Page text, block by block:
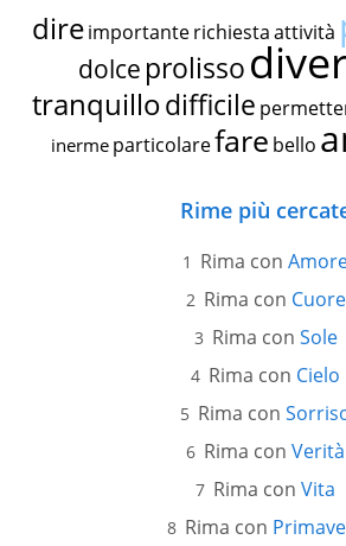
dire importante richiestaattività
dolce prolisso
tranquillodifficile
inerme particolarefare bello
Rime più
Rima con
Rima con Cuore
Rima con Sole
Rima con Cielo
Rima con
Rima con Verità
Rima con Vita
Rima con